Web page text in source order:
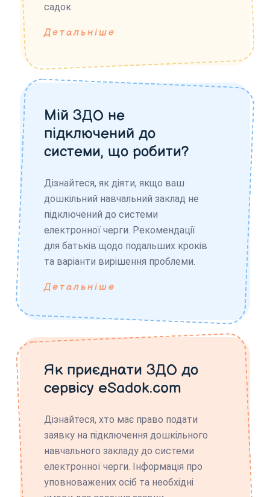
садок.
Детальніше
Мій ЗДО не
підключений до
системи, що робити?
Дізнайтеся, як діяти, якщо ваш
дошкільний навчальний заклад не
підключений до системи
електронної черги. Рекомендації
для батьків щодо подальших кроків
та варіанти вирішення проблеми.
Детальніше
Як приєднати ЗДО до
сервісу eSadok.com
Дізнайтеся, хто має право подати
заявку на підключення дошкільного
навчального закладу до системи
електронної черги. Інформація про
уповноважених осіб та необхідні